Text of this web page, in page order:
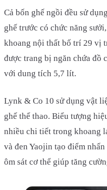
Cả bốn ghế ngồi đều sử
ghế trước có chức năng
khoang nội thất bố trí 29 vị
được trang bị ngăn chứa đồ
với dung tích 5,7 lít.
Lynk & Co 10 sử dụng vật
ghế thể thao. Biểu tượng
nhiều chi tiết trong khoang
và đen Yaojin tạo điểm
ôm sát cơ thể giúp tăng